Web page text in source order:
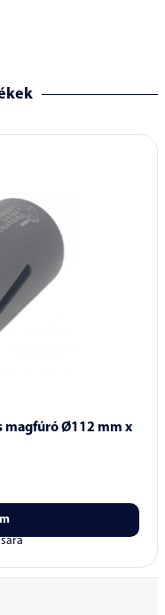
magfúró Ø112 mm x